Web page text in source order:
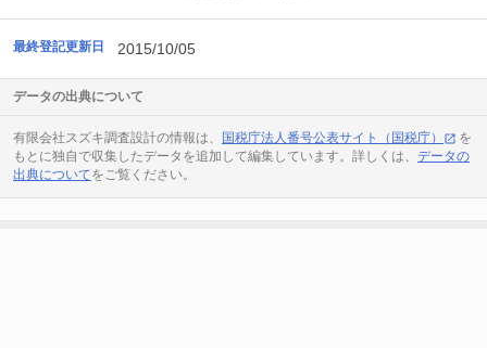
最終登記更新日 2015/10/05
データの出典について
有限会社スズキ調査設計の情報は、 国税庁法人番号公表サイト（国税庁）
を
もとに独自で収集したデータを追加して編集しています。詳しくは、 データの
出典についてをご覧ください。